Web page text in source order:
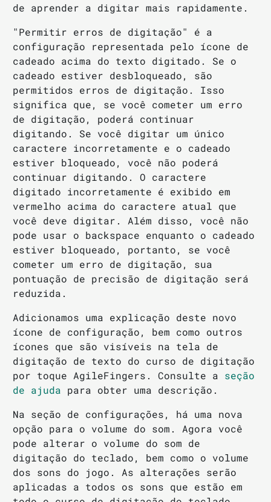
de aprender a digitar mais rapidamente.
"Permitir erros de digitação" é a
configuração representada pelo ícone de
cadeado acima do texto digitado. Se o
cadeado estiver desbloqueado, são
permitidos erros de digitação. Isso
significa que, se você cometer um erro
de digitação, poderá continuar
digitando. Se você digitar um único
caractere incorretamente e o cadeado
estiver bloqueado, você não poderá
continuar digitando. O caractere
digitado incorretamente é exibido em
vermelho acima do caractere atual que
você deve digitar. Além disso, você não
pode usar o backspace enquanto o cadeado
estiver bloqueado, portanto, se você
cometer um erro de digitação, sua
pontuação de precisão de digitação será
reduzida.
Adicionamos uma explicação deste novo
ícone de configuração, bem como outros
ícones que são visíveis na tela de
digitação de texto do curso de digitação
por toque AgileFingers. Consulte a seção
de ajuda para obter uma descrição.
Na seção de configurações, há uma nova
opção para o volume do som. Agora você
pode alterar o volume do som de
digitação do teclado, bem como o volume
dos sons do jogo. As alterações serão
aplicadas a todos os sons que estão em